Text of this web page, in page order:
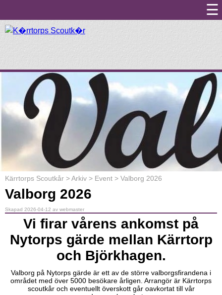
☰
Kärrtorps Scoutkår >Arkiv > Event > Valborg 2026
Valborg 2026
Skapad 2026-04-12 av webmaster
Vi firar vårens ankomst på
Nytorps gärde mellan Kärrtorp
och Björkhagen.
Valborg på Nytorps gärde är ett av de större valborgsfirandena i
området med över 5000 besökare årligen. Arrangör är Kärrtorps
scoutkår och eventuellt överskott går oavkortat till vår